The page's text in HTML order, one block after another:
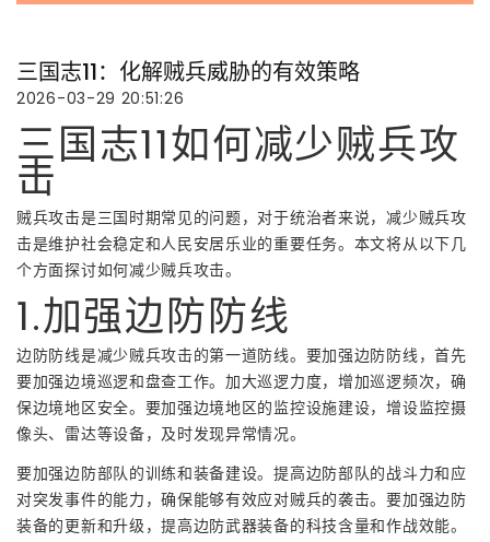
三国志11：化解贼兵威胁的有效策略
2026-03-29 20:51:26
三国志11如何减少贼兵攻
击
贼兵攻击是三国时期常见的问题，对于统治者来说，减少贼兵攻
击是维护社会稳定和人民安居乐业的重要任务。本文将从以下几
个方面探讨如何减少贼兵攻击。
1.加强边防防线
边防防线是减少贼兵攻击的第一道防线。要加强边防防线，首先
要加强边境巡逻和盘查工作。加大巡逻力度，增加巡逻频次，确
保边境地区安全。要加强边境地区的监控设施建设，增设监控摄
像头、雷达等设备，及时发现异常情况。
要加强边防部队的训练和装备建设。提高边防部队的战斗力和应
对突发事件的能力，确保能够有效应对贼兵的袭击。要加强边防
装备的更新和升级，提高边防武器装备的科技含量和作战效能。